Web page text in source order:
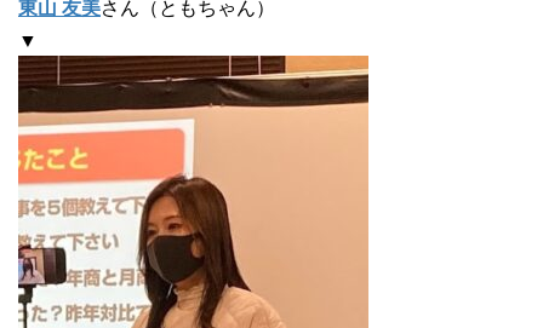
東山 友美さん（ともちゃん）
▼